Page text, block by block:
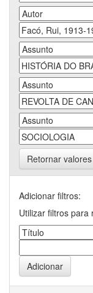
Retornar valores
Adicionar filtros:
Utilizar filtros para